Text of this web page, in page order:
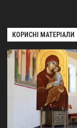
КОРИСНІ МАТЕРІАЛИ